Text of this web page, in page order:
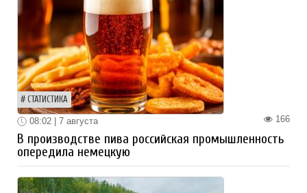
СТАТИСТИКА
166
08:02 | 7 августа
В производстве пива российская промышленность
опередила немецкую